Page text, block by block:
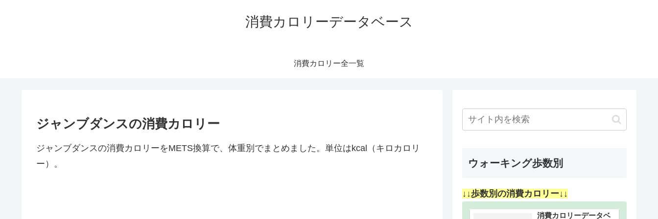
消費カロリーデータベース
消費カロリー全一覧
ジャンブダンスの消費カロリー
ジャンブダンスの消費カロリーをMETS換算で、体重別でまとめました。単位はkcal（キロカロリ
ー）。
ウォーキング歩数別
↓↓歩数別の消費カロリー↓↓
消費カロリーデータベ